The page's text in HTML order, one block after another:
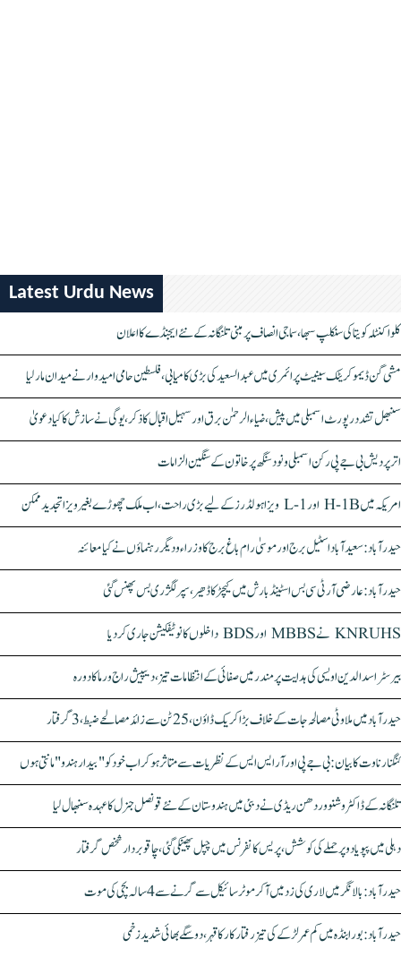
Latest Urdu News
کلواکنٹلہ کویتا کی سنکلپ سبھا، سماجی انصاف پر مبنی تلنگانہ کے نئے ایجنڈے کا اعلان
مشی گن ڈیموکریٹک سینیٹ پرائمری میں عبدالسعید کی بڑی کامیابی، فلسطین حامی امیدوار نے میدان مار لیا
سنبھل تشدد رپورٹ اسمبلی میں پیش، ضیاء الرحمٰن برق اور سہیل اقبال کا ذکر، یوگی نے سازش کا کیا دعویٰ
اتر پردیش بی جے پی رکن اسمبلی ونود سنگھ پر خاتون کے سنگین الزامات
امریکہ میں H-1B اور L-1 ویزا ہولڈرز کے لیے بڑی راحت، اب ملک چھوڑے بغیر ویزا تجدید ممکن
حیدرآباد: سعیدآباد اسٹیل برج اور موسیٰ رام باغ برج کا وزراء و دیگر رہنماؤں نے کیا معائنہ
حیدرآباد: عارضی آر ٹی سی بس اسٹینڈ بارش میں کیچڑ کا ڈھیر، سپر لگژری بس پھنس گئی
KNRUHS نے MBBS اور BDS داخلوں کا نوٹیفکیشن جاری کر دیا
بیرسٹر اسدالدین اویسی کی ہدایت پر مندر میں صفائی کے انتظامات تیز، دیپیش راج ورما کا دورہ
حیدرآباد میں ملاوٹی مصالحہ جات کے خلاف بڑا کریک ڈاؤن، 25 ٹن سے زائد مصالحے ضبط، 3 گرفتار
کنگنا رناوت کا بیان: بی جے پی اور آر ایس ایس کے نظریات سے متاثر ہو کر اب خود کو "بیدار ہندو" مانتی ہوں
تلنگانہ کے ڈاکٹر وشنو وردھن ریڈی نے دبئی میں ہندوستان کے نئے قونصل جنرل کا عہدہ سنبھال لیا
دہلی میں پپو یادو پر حملے کی کوشش، پریس کانفرنس میں چپل پھینکی گئی، چاقو بردار شخص گرفتار
حیدرآباد: بالا نگر میں لاری کی زد میں آکر موٹرسائیکل سے گرنے سے 4 سالہ بچی کی موت
حیدرآباد: بورابنڈہ میں کم عمر لڑکے کی تیز رفتار کار کا قہر، دو سگے بھائی شدید زخمی